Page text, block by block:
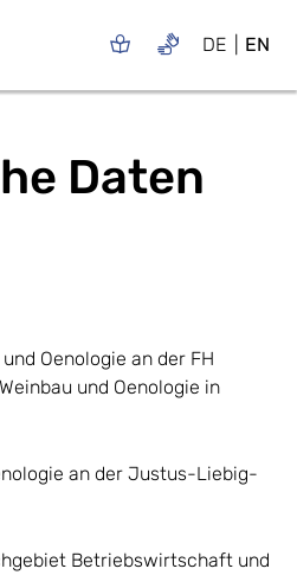
DE EN
Daten
Oenologie an der FH
und Oenologie in
an der Justus-Liebig-
Betriebswirtschaft und